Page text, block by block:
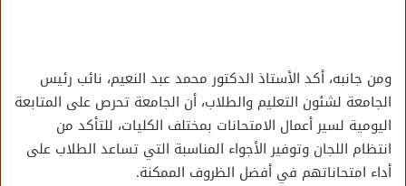
ومن جانبه، أكد الأستاذ الدكتور محمد عبد النعيم، نائب رئيس
الجامعة لشئون التعليم والطلاب، أن الجامعة تحرص على المتابعة
اليومية لسير أعمال الامتحانات بمختلف الكليات، للتأكد من
انتظام اللجان وتوفير الأجواء المناسبة التي تساعد الطلاب على
أداء امتحاناتهم في أفضل الظروف الممكنة.